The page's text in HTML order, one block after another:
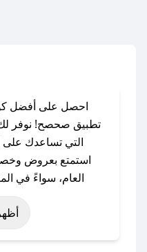
احصل على أفضل
تطبيق صحصح! نوفر
التي تساعدك على
استمتع بعروض
العام، سواءً في
الأضحى، الجمعة
اليوم الوطني، يوم